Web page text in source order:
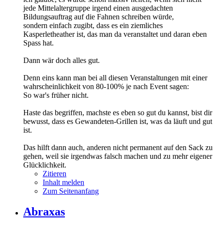
jede Mittelaltergruppe irgend einen ausgedachten
Bildungsauftrag auf die Fahnen schreiben würde,
sondern einfach zugibt, dass es ein ziemliches
Kasperletheather ist, das man da veranstaltet und daran eben
Spass hat.
Dann wär doch alles gut.
Denn eins kann man bei all diesen Veranstaltungen mit einer
wahrscheinlichkeit von 80-100% je nach Event sagen:
So war's früher nicht.
Haste das begriffen, machste es eben so gut du kannst, bist dir
bewusst, dass es Gewandeten-Grillen ist, was da läuft und gut
ist.
Das hilft dann auch, anderen nicht permanent auf den Sack zu
gehen, weil sie irgendwas falsch machen und zu mehr eigener
Glücklichkeit.
Zitieren
Inhalt melden
Zum Seitenanfang
Abraxas